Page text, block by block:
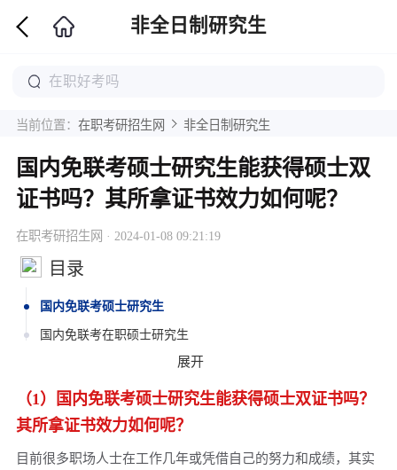
非全日制研究生
当前位置： 在职考研招生网 非全日制研究生
国内免联考硕士研究生能获得硕士双
证书吗？其所拿证书效力如何呢？
在职考研招生网 · 2024-01-08 09:21:19
目录
国内免联考硕士研究生
国内免联考在职硕士研究生
国内免联考硕士研究生能获得硕士双证书吗其所拿证书效力如
国内火热的在职研究生与免联考在职硕士的差别有哪些
如何
展开
（1）国内免联考硕士研究生能获得硕士双证书吗？
其所拿证书效力如何呢？
目前很多职场人士在工作几年或凭借自己的努力和成绩，其实